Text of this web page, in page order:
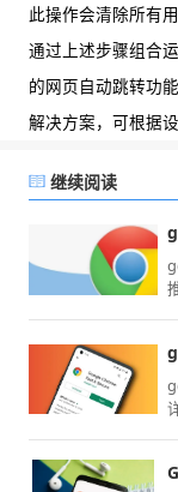
此操作会清除所有
通过上述步骤组合
的网页自动跳转功
解决方案，可根据
继续阅读